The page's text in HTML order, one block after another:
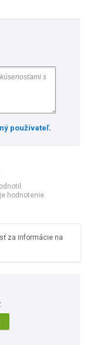
používateľ.
hodnotenie.
za informácie na